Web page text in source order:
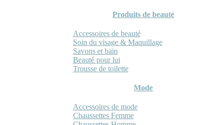
Produits de beauté
Accessoires de beauté
Soin du visage & Maquillage
Savons et bain
Beauté pour lui
Trousse de toilette
Mode
Accessoires de mode
Chaussettes Femme